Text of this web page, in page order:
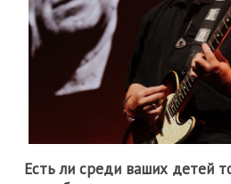
Есть ли среди ваших детей